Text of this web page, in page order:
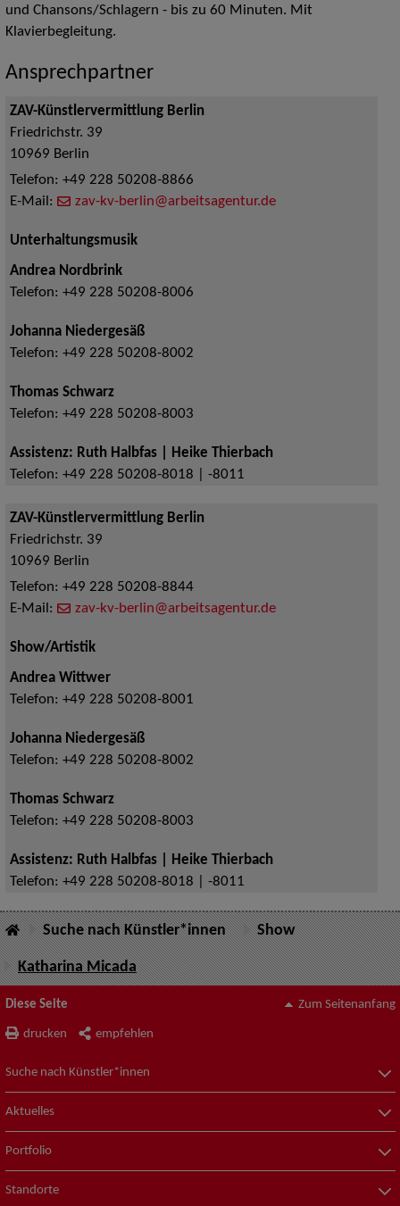
und Chansons/Schlagern - bis zu 60 Minuten. Mit
Klavierbegleitung.
Ansprechpartner
ZAV-Künstlervermittlung Berlin
Friedrichstr. 39
10969 Berlin
Telefon: +49 228 50208-8866
E-Mail:
zav-kv-berlin@arbeitsagentur.de
Unterhaltungsmusik
Andrea Nordbrink
Telefon: +49 228 50208-8006
Johanna Niedergesäß
Telefon: +49 228 50208-8002
Thomas Schwarz
Telefon: +49 228 50208-8003
Assistenz: Ruth Halbfas | Heike Thierbach
Telefon: +49 228 50208-8018 | -8011
ZAV-Künstlervermittlung Berlin
Friedrichstr. 39
10969 Berlin
Telefon: +49 228 50208-8844
E-Mail:
zav-kv-berlin@arbeitsagentur.de
Show/Artistik
Andrea Wittwer
Telefon: +49 228 50208-8001
Johanna Niedergesäß
Telefon: +49 228 50208-8002
Thomas Schwarz
Telefon: +49 228 50208-8003
Assistenz: Ruth Halbfas | Heike Thierbach
Telefon: +49 228 50208-8018 | -8011
Suche nach Künstler*innen Show
Katharina Micada
Diese Seite
drucken empfehlen
Zum Seitenanfang
Suche nach Künstler*innen
Aktuelles
Portfolio
Standorte